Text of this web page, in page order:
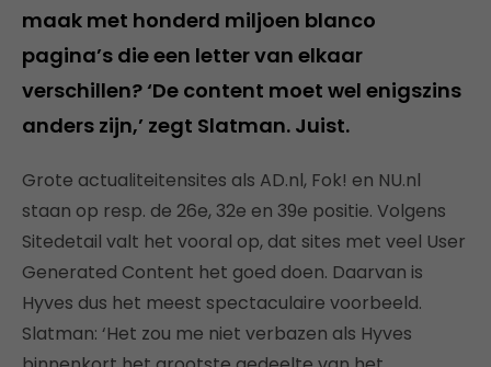
maak met honderd miljoen blanco
pagina’s die een letter van elkaar
verschillen? ‘De content moet wel enigszins
anders zijn,’ zegt Slatman. Juist.
Grote actualiteitensites als AD.nl, Fok! en NU.nl
staan op resp. de 26e, 32e en 39e positie. Volgens
Sitedetail valt het vooral op, dat sites met veel User
Generated Content het goed doen. Daarvan is
Hyves dus het meest spectaculaire voorbeeld.
Slatman: ‘Het zou me niet verbazen als Hyves